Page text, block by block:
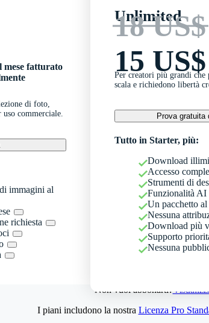
mese fatturato
di foto,
commerciale.
immagini al
richiesta
Unlimited
18 US$
15 US$
Per creatori più grandi che
scala e richiedono libertà
Prova gratuita
Tutto in Starter, più:
Download
Accesso
Strumenti di
Funzionalità AI
Un pacchetto al
Nessuna
Download più
Supporto
Nessuna
Non vuoi abbonarti?
I piani includono la nostra Licenza Pro